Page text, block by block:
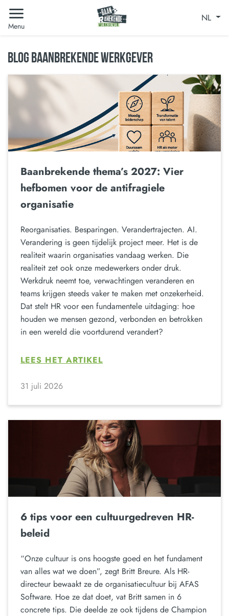
Menu
NL
BLOG BAANBREKENDE WERKGEVER
Baanbrekende thema’s 2027: Vier
hefbomen voor de antifragiele
organisatie
Reorganisaties. Besparingen. Verandertrajecten. AI.
Verandering is geen tijdelijk project meer. Het is de
realiteit waarin organisaties vandaag werken. Die
realiteit zet ook onze medewerkers onder druk.
Werkdruk neemt toe, verwachtingen veranderen en
teams krijgen steeds vaker te maken met onzekerheid.
Dat stelt HR voor een fundamentele uitdaging: hoe
houden we mensen gezond, verbonden en betrokken
in een wereld die voortdurend verandert?
LEES HET ARTIKEL
31 juli 2026
6 tips voor een cultuurgedreven HR-
beleid
“Onze cultuur is ons hoogste goed en het fundament
van alles wat we doen”, zegt Britt Breure. Als HR-
directeur bewaakt ze de organisatiecultuur bij AFAS
Software. Hoe ze dat doet, vat Britt samen in 6
concrete tips. Die deelde ze ook tijdens de Champion